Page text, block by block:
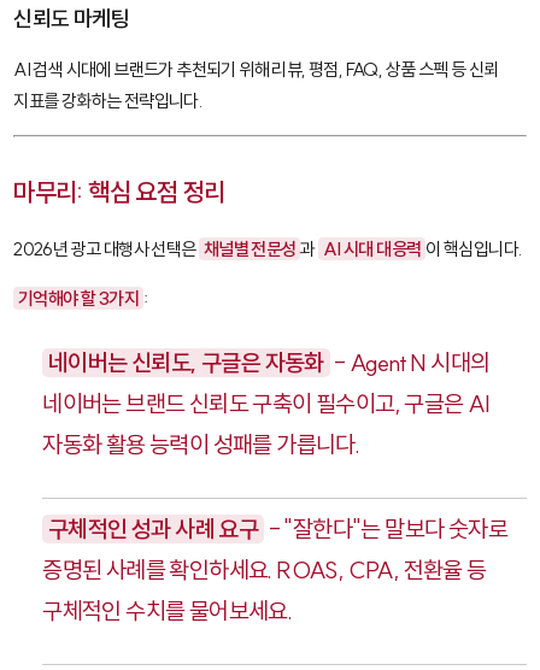
신뢰도 마케팅
AI 검색 시대에 브랜드가 추천되기 위해 리뷰, 평점, FAQ, 상품 스펙 등 신뢰
지표를 강화하는 전략입니다.
마무리: 핵심 요점 정리
2026년 광고 대행사 선택은 채널별 전문성 과 AI 시대 대응력 이 핵심입니다.
기억해야 할 3가지 :
네이버는 신뢰도, 구글은 자동화 - Agent N 시대의
네이버는 브랜드 신뢰도 구축이 필수이고, 구글은 AI
자동화 활용 능력이 성패를 가릅니다.
구체적인 성과 사례 요구 - "잘한다"는 말보다 숫자로
증명된 사례를 확인하세요. ROAS, CPA, 전환율 등
구체적인 수치를 물어보세요.